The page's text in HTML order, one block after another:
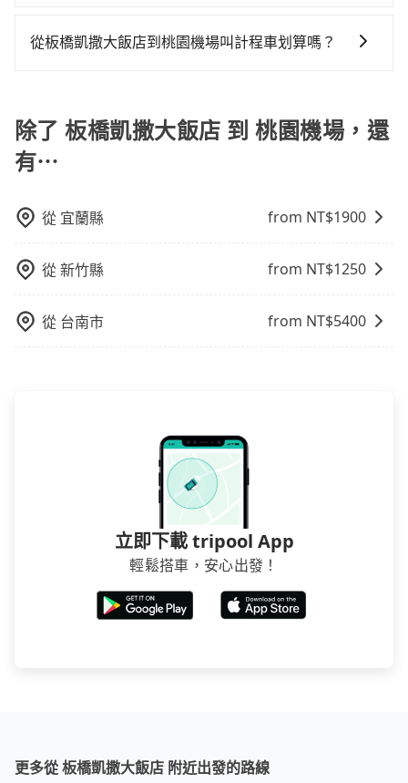
(新北市板橋區) 步行或搭乘公車前往板橋高鐵站，接著
再用5分鐘出站、等待車站前排班的計程車，搭上小黃後
約花20分鐘、車費400元後，抵達桃園機場 (桃園市大園
區) 的目的地。全程加上轉車時間共58分鐘，假設7位同
用tripool並到府專車接送，則每人平均花費約230元，
少額外負擔10元車資，而且更會額外浪費28分鐘在轉乘
與等車上，現在還不馬上來預約tripool！如果你是三人
再節省50%的交通費用。
路邊多天不用車，每小時停車費30元，單日最高490
從板橋凱撒大飯店到桃園機場叫計程車划算嗎？
到車，也可考慮打電話至板橋凱撒大飯店附近的計程車
隊，如文發交通、永達交通、新北市第一計程車等叫車
看看。依照里程跳錶計算，價格約為1,015~1,200元間，
在價格或服務品質上，tripool都是你從板橋凱撒大飯店
到桃園機場的最佳選擇。
除了 板橋凱撒大飯店 到 桃園機場，還
有⋯
從 宜蘭縣 from NT$1900
從新竹縣 from NT$1250
從 台南市 from NT$5400
立即下載 tripool App
輕鬆搭車，安心出發！
更多從 板橋凱撒大飯店 附近出發的路線